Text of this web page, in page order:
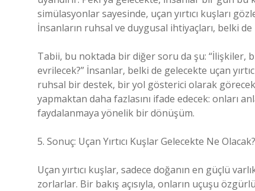
simülasyonlar sayesinde, uçan yırtıcı kuşları
İnsanların ruhsal ve duygusal ihtiyaçları, belki
Tabii, bu noktada bir diğer soru da şu: “İlişkiler,
evrilecek?” İnsanlar, belki de gelecekte uçan
ruhsal bir destek, bir yol gösterici olarak
yapmaktan daha fazlasını ifade edecek: onları
faydalanmaya yönelik bir dönüşüm.
5. Sonuç: Uçan Yırtıcı Kuşlar Gelecekte Ne Olacak?
Uçan yırtıcı kuşlar, sadece doğanın en güçlü
zorlarlar. Bir bakış açısıyla, onların uçuşu